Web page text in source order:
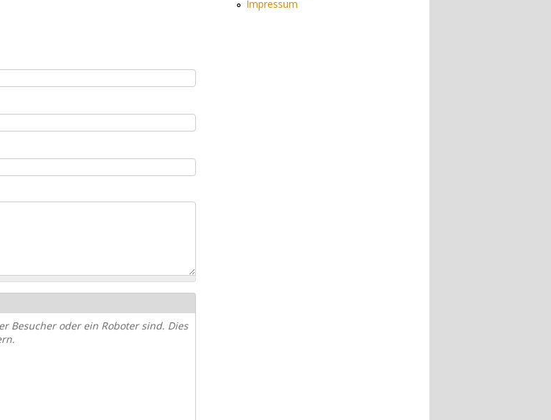
Besucher oder ein Roboter sind. Dies
Impressum